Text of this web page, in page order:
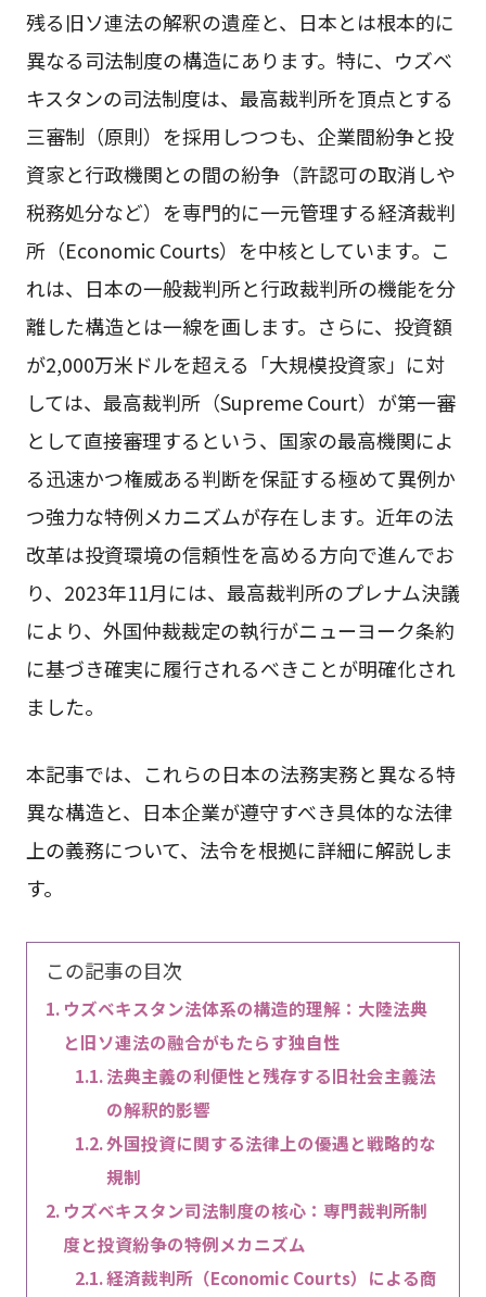
残る旧ソ連法の解釈の遺産と、日本とは根本的に
異なる司法制度の構造にあります。特に、ウズベ
キスタンの司法制度は、最高裁判所を頂点とする
三審制（原則）を採用しつつも、企業間紛争と投
資家と行政機関との間の紛争（許認可の取消しや
税務処分など）を専門的に一元管理する経済裁判
所（Economic Courts）を中核としています。こ
れは、日本の一般裁判所と行政裁判所の機能を分
離した構造とは一線を画します。さらに、投資額
が2,000万米ドルを超える「大規模投資家」に対
しては、最高裁判所（Supreme Court）が第一審
として直接審理するという、国家の最高機関によ
る迅速かつ権威ある判断を保証する極めて異例か
つ強力な特例メカニズムが存在します。近年の法
改革は投資環境の信頼性を高める方向で進んでお
り、2023年11月には、最高裁判所のプレナム決議
により、外国仲裁裁定の執行がニューヨーク条約
に基づき確実に履行されるべきことが明確化され
ました。
本記事では、これらの日本の法務実務と異なる特
異な構造と、日本企業が遵守すべき具体的な法律
上の義務について、法令を根拠に詳細に解説しま
す。
この記事の目次
ウズベキスタン法体系の構造的理解：大陸法典
と旧ソ連法の融合がもたらす独自性
法典主義の利便性と残存する旧社会主義法
の解釈的影響
外国投資に関する法律上の優遇と戦略的な
規制
ウズベキスタン司法制度の核心：専門裁判所制
度と投資紛争の特例メカニズム
経済裁判所（Economic Courts）による商